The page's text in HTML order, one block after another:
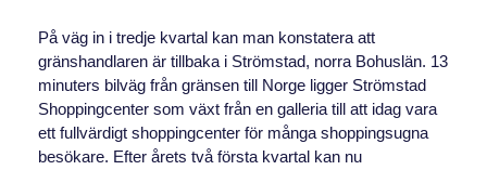
På väg in i tredje kvartal kan man konstatera att
gränshandlaren är tillbaka i Strömstad, norra Bohuslän. 13
minuters bilväg från gränsen till Norge ligger Strömstad
Shoppingcenter som växt från en galleria till att idag vara
ett fullvärdigt shoppingcenter för många shoppingsugna
besökare. Efter årets två första kvartal kan nu